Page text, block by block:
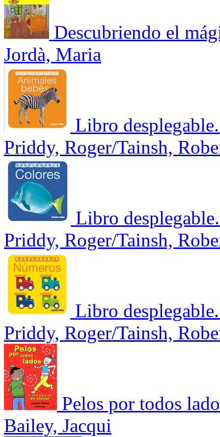
Descubriendo el
Jordà, Maria
Libro
Priddy, Roger/Tainsh,
Libro
Priddy, Roger/Tainsh,
Libro
Priddy, Roger/Tainsh,
Pelos por todos
Bailey, Jacqui